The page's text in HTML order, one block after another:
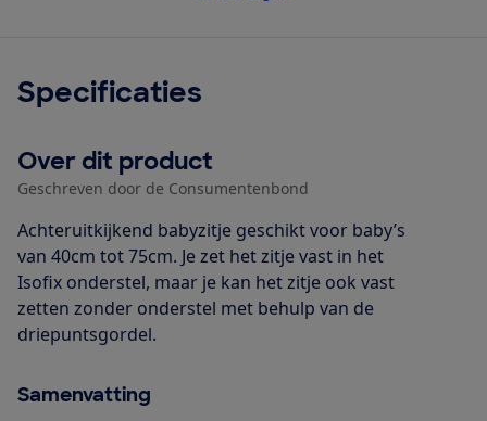
Specificaties
Over dit product
Geschreven door de Consumentenbond
Achteruitkijkend babyzitje geschikt voor baby’s
van 40cm tot 75cm. Je zet het zitje vast in het
Isofix onderstel, maar je kan het zitje ook vast
zetten zonder onderstel met behulp van de
driepuntsgordel.
Samenvatting